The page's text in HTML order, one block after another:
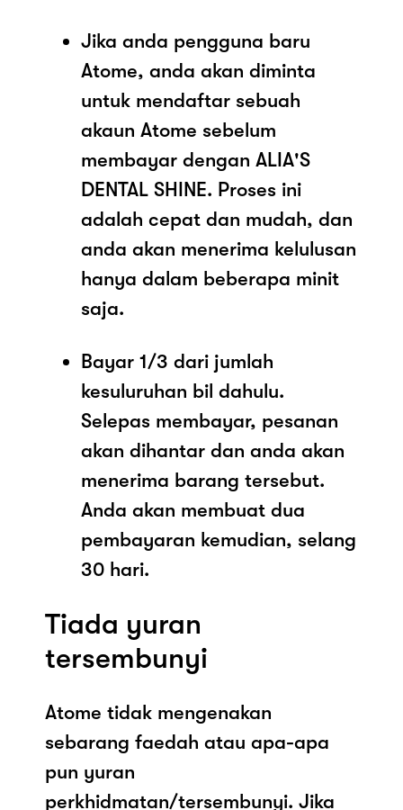
Jika anda pengguna baru
Atome, anda akan diminta
untuk mendaftar sebuah
akaun Atome sebelum
membayar dengan ALIA'S
DENTAL SHINE. Proses ini
adalah cepat dan mudah, dan
anda akan menerima kelulusan
hanya dalam beberapa minit
saja.
Bayar 1/3 dari jumlah
kesuluruhan bil dahulu.
Selepas membayar, pesanan
akan dihantar dan anda akan
menerima barang tersebut.
Anda akan membuat dua
pembayaran kemudian, selang
30 hari.
Tiada yuran
tersembunyi
Atome tidak mengenakan
sebarang faedah atau apa-apa
pun yuran
perkhidmatan/tersembunyi. Jika